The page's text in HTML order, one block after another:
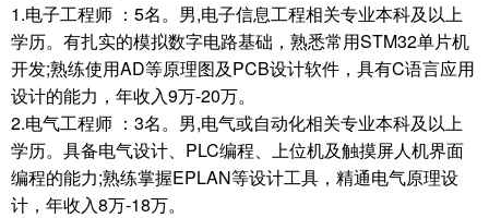
1.电子工程师 ：5名。男,电子信息工程相关专业本科及以上
学历。有扎实的模拟数字电路基础，熟悉常用STM32单片机
开发;熟练使用AD等原理图及PCB设计软件，具有C语言应用
设计的能力，年收入9万-20万。
2.电气工程师 ：3名。男,电气或自动化相关专业本科及以上
学历。具备电气设计、PLC编程、上位机及触摸屏人机界面
编程的能力;熟练掌握EPLAN等设计工具，精通电气原理设
计，年收入8万-18万。